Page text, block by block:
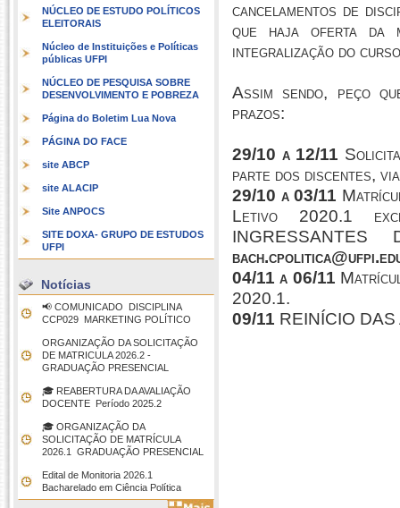
NÚCLEO DE ESTUDO POLÍTICOS
ELEITORAIS
Núcleo de Instituições e Políticas
públicas UFPI
NÚCLEO DE PESQUISA SOBRE
DESENVOLVIMENTO E POBREZA
Página do Boletim Lua Nova
PÁGINA DO FACE
site ABCP
site ALACIP
Site ANPOCS
SITE DOXA- GRUPO DE ESTUDOS
UFPI
Notícias
📢 COMUNICADO  DISCIPLINA
CCP029  MARKETING POLÍTICO
ORGANIZAÇÃO DA SOLICITAÇÃO
DE MATRICULA 2026.2 -
GRADUAÇÃO PRESENCIAL
🎓 REABERTURA DA AVALIAÇÃO
DOCENTE  Período 2025.2
🎓 ORGANIZAÇÃO DA
SOLICITAÇÃO DE MATRÍCULA
2026.1  GRADUAÇÃO PRESENCIAL
Edital de Monitoria 2026.1 
Bacharelado em Ciência Política
cancelamentos de
que haja oferta da
integralização do
Assim sendo, peço
prazos:
29/10 a 12/11
parte dos discentes,
29/10 a 03/11
Letivo 2020.1
04/11 a 06/11
2020.1.
09/11 REINÍCIO